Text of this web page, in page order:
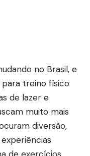
no Brasil, e
para treino físico
de lazer e
muito mais
diversão,